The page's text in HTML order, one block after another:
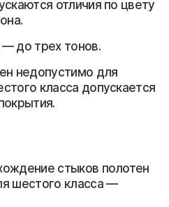
отличия по цвету
до трех тонов.
недопустимо для
класса допускается
стыков полотен
шестого класса —